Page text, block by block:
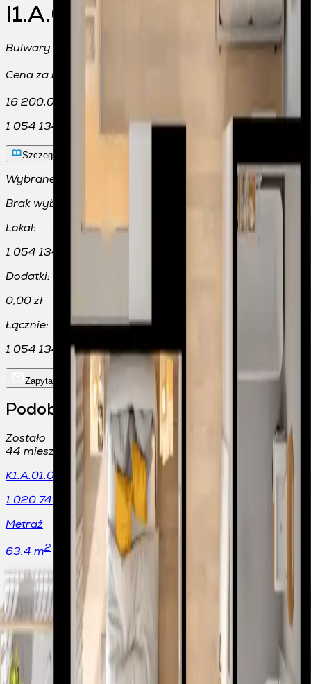
I1.A.02.03
Bulwary Praskie, Warszawa
Cena za m
16 200,00 zł/m
1 054 134,00 zł
Szczegóły i historia ceny
Wybrane części przynależne
Brak wybranych dodatków
Lokal:
1 054 134,00 zł
Dodatki:
0,00 zł
Łącznie:
1 054 134,00 zł
Zapytaj o lokal
Podobne mieszkania
Zostało
44 mieszkań
K1.A.01.06
1 020 740
Metraż
63.4 m2
Pokoje
3
Piętro
1
I1.A.01.03